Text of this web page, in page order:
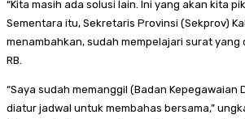
“Kita masih ada solusi lain. Ini yang akan kita
Sementara itu, Sekretaris Provinsi (Sekprov)
menambahkan, sudah mempelajari surat yang
RB.
“Saya sudah memanggil (Badan Kepegawaian
diatur jadwal untuk membahas bersama,”